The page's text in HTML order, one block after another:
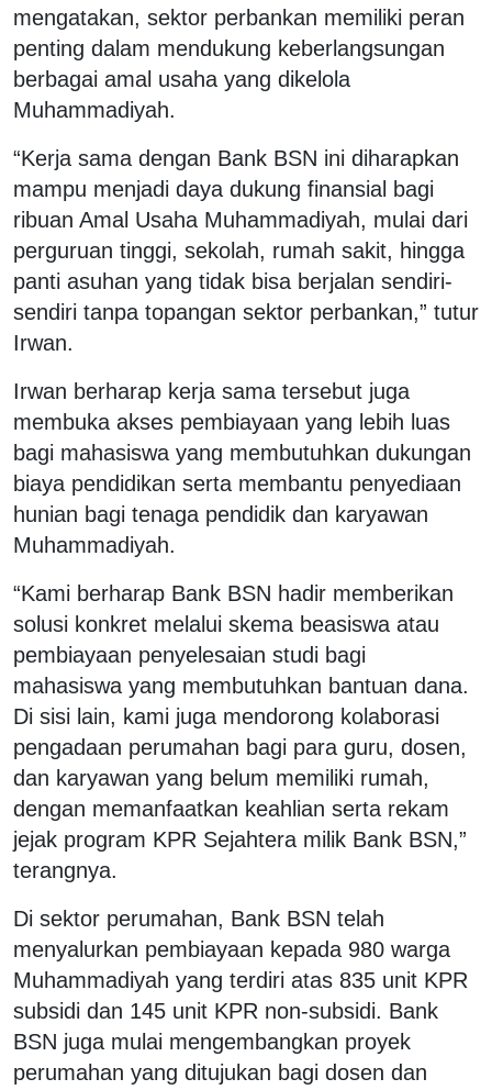
mengatakan, sektor perbankan memiliki peran
penting dalam mendukung keberlangsungan
berbagai amal usaha yang dikelola
Muhammadiyah.
“Kerja sama dengan Bank BSN ini diharapkan
mampu menjadi daya dukung finansial bagi
ribuan Amal Usaha Muhammadiyah, mulai dari
perguruan tinggi, sekolah, rumah sakit, hingga
panti asuhan yang tidak bisa berjalan sendiri-
sendiri tanpa topangan sektor perbankan,” tutur
Irwan.
Irwan berharap kerja sama tersebut juga
membuka akses pembiayaan yang lebih luas
bagi mahasiswa yang membutuhkan dukungan
biaya pendidikan serta membantu penyediaan
hunian bagi tenaga pendidik dan karyawan
Muhammadiyah.
“Kami berharap Bank BSN hadir memberikan
solusi konkret melalui skema beasiswa atau
pembiayaan penyelesaian studi bagi
mahasiswa yang membutuhkan bantuan dana.
Di sisi lain, kami juga mendorong kolaborasi
pengadaan perumahan bagi para guru, dosen,
dan karyawan yang belum memiliki rumah,
dengan memanfaatkan keahlian serta rekam
jejak program KPR Sejahtera milik Bank BSN,”
terangnya.
Di sektor perumahan, Bank BSN telah
menyalurkan pembiayaan kepada 980 warga
Muhammadiyah yang terdiri atas 835 unit KPR
subsidi dan 145 unit KPR non-subsidi. Bank
BSN juga mulai mengembangkan proyek
perumahan yang ditujukan bagi dosen dan